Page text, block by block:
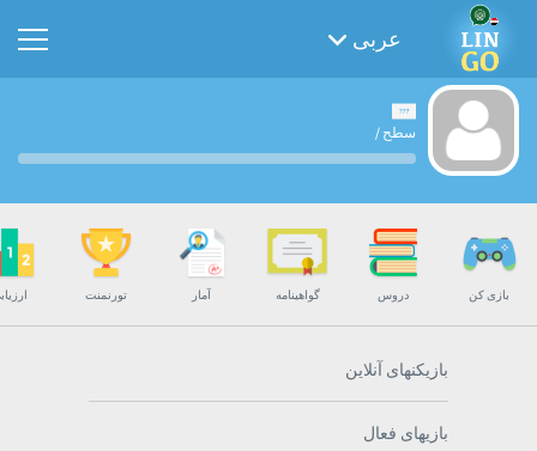
عربی
سطح /
بازی کن دروس گواهینامه آمار تورنمنت
بازیکنهای آنلاین
بازیهای فعال